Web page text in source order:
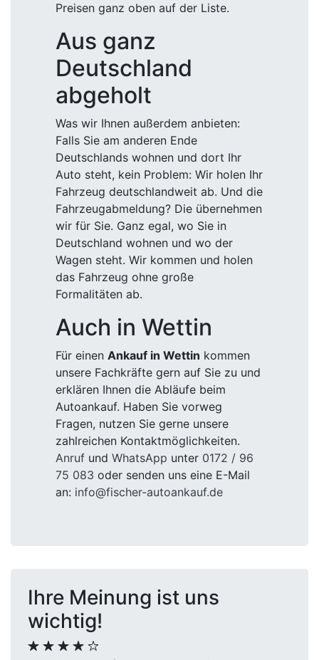
Preisen ganz oben auf der Liste.
Aus ganz
Deutschland
abgeholt
Was wir Ihnen außerdem anbieten:
Falls Sie am anderen Ende
Deutschlands wohnen und dort Ihr
Auto steht, kein Problem: Wir holen Ihr
Fahrzeug deutschlandweit ab. Und die
Fahrzeugabmeldung? Die übernehmen
wir für Sie. Ganz egal, wo Sie in
Deutschland wohnen und wo der
Wagen steht. Wir kommen und holen
das Fahrzeug ohne große
Formalitäten ab.
Auch in Wettin
Für einen Ankauf in Wettin kommen
unsere Fachkräfte gern auf Sie zu und
erklären Ihnen die Abläufe beim
Autoankauf. Haben Sie vorweg
Fragen, nutzen Sie gerne unsere
zahlreichen Kontaktmöglichkeiten.
Anruf und WhatsApp unter 0172 / 96
75 083 oder senden uns eine E-Mail
an: info@fischer-autoankauf.de
Ihre Meinung ist uns
wichtig!